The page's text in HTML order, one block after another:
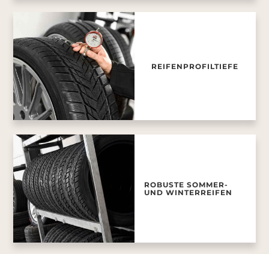
REIFENPROFILTIEFE
ROBUSTE SOMMER-
UND WINTERREIFEN